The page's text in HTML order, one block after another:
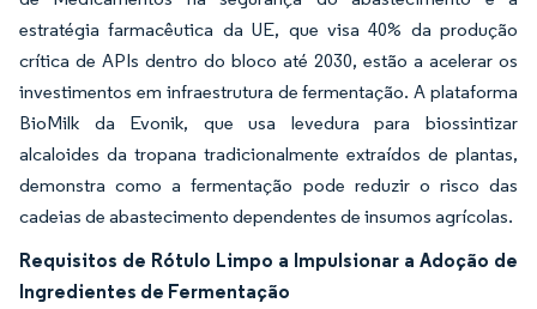
estratégia farmacêutica da UE, que visa 40% da produção
crítica de APIs dentro do bloco até 2030, estão a acelerar os
investimentos em infraestrutura de fermentação. A plataforma
BioMilk da Evonik, que usa levedura para biossintizar
alcaloides da tropana tradicionalmente extraídos de plantas,
demonstra como a fermentação pode reduzir o risco das
cadeias de abastecimento dependentes de insumos agrícolas.
Requisitos de Rótulo Limpo a Impulsionar a Adoção de
Ingredientes de Fermentação